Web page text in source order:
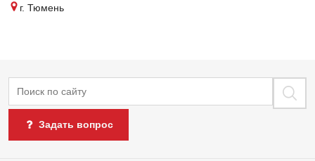
г. Тюмень
Поиск
Задать вопрос